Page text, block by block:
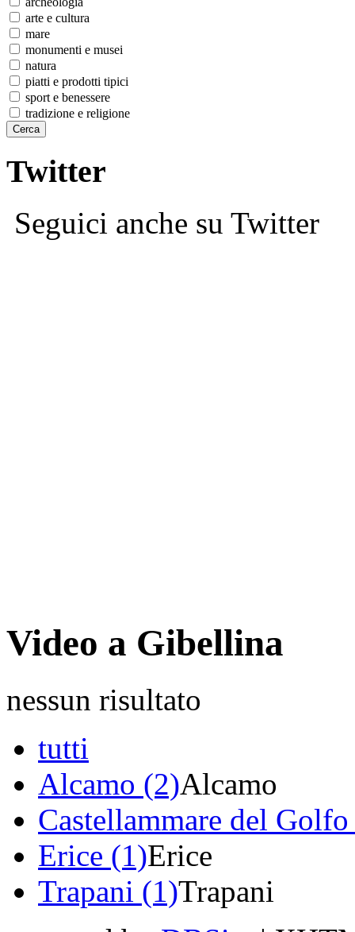
arte e cultura
mare
monumenti e musei
natura
piatti e prodotti tipici
sport e benessere
tradizione e religione
Twitter
Seguici anche su Twitter
Video a Gibellina
nessun risultato
tutti
Alcamo (2)Alcamo
Castellammare del
Erice (1)Erice
Trapani (1)Trapani